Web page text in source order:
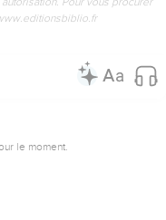
le moment.